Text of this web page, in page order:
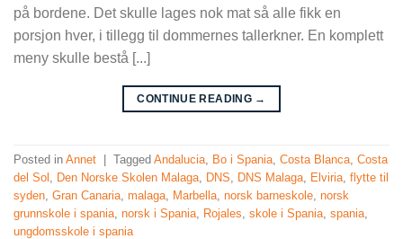
på bordene. Det skulle lages nok mat så alle fikk en
porsjon hver, i tillegg til dommernes tallerkner. En komplett
meny skulle bestå [...]
CONTINUE READING →
Posted in Annet Tagged Andalucia Bo i Spania Costa Blanca Costa
del Sol
Den Norske Skolen Malaga DNS DNS Malaga Elviria flytte til
syden Gran Canaria malaga Marbella norsk barneskole norsk
grunnskole i spania norsk i Spania Rojales skole i Spania spania
ungdomsskole i spania